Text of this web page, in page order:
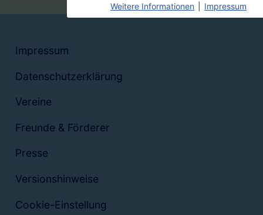
Impressum
Datenschutzerklärung
Vereine
Freunde & Förderer
Presse
Versionshinweise
Cookie-Einstellung
Weitere Informationen Impressum